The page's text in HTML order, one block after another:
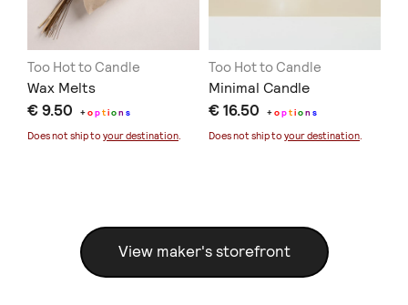
Too Hot to Candle
Wax Melts
€ 9.50 +option s
Does not ship to your destination.
Too Hot to Candle
Minimal Candle
€ 16.50 +option s
Does not ship to your destination.
View maker's storefront